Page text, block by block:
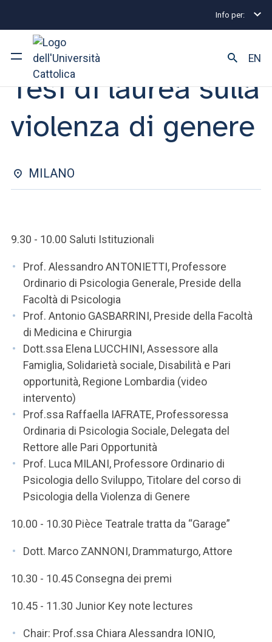
Info per:
Ateneo
Corsi di studio
Ricerca
Facoltà e campus
ACCEDI ALLA MAIL ICATT
SEI UN DOCENTE O UN MEMBRO DELLO STAFF
ACCEDI A CLOUDMAIL
EN
Eventi Milano 2025 Tesi di laurea sulla
PREMIAZIONI | 14 APRILE 2025
Tesi di laurea sulla
violenza di genere
MILANO
9.30 - 10.00 Saluti Istituzionali
Prof. Alessandro ANTONIETTI, Professore
Ordinario di Psicologia Generale, Preside della
Facoltà di Psicologia
Prof. Antonio GASBARRINI, Preside della Facoltà
di Medicina e Chirurgia
Dott.ssa Elena LUCCHINI, Assessore alla
Famiglia, Solidarietà sociale, Disabilità e Pari
opportunità, Regione Lombardia (video
intervento)
Prof.ssa Raffaella IAFRATE, Professoressa
Ordinaria di Psicologia Sociale, Delegata del
Rettore alle Pari Opportunità
Prof. Luca MILANI, Professore Ordinario di
Psicologia dello Sviluppo, Titolare del corso di
Psicologia della Violenza di Genere
10.00 - 10.30 Pièce Teatrale tratta da “Garage”
Dott. Marco ZANNONI, Drammaturgo, Attore
10.30 - 10.45 Consegna dei premi
10.45 - 11.30 Junior Key note lectures
Chair: Prof.ssa Chiara Alessandra IONIO,